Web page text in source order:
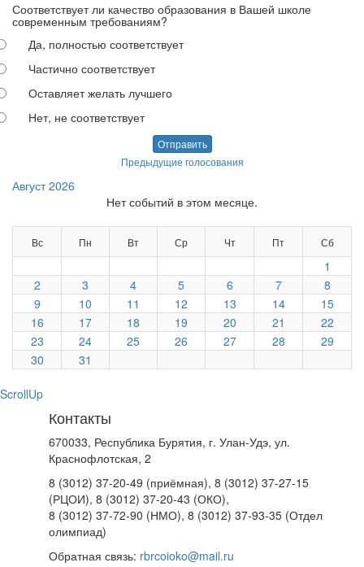
Соответствует ли качество образования в Вашей школе
современным требованиям?
Да, полностью соответствует
Частично соответствует
Оставляет желать лучшего
Нет, не соответствует
Отправить
Предыдущие голосования
Август 2026
Нет событий в этом месяце.
Вс Пн Вт Ср Чт Пт Сб
1
2
3 4 5 6 7
8
9
10 11 12 13 14
15
16
17 18 19 20 21
22
23
24 25 26 27 28
29
30
31
ScrollUp
Контакты
670033, Республика Бурятия, г. Улан-Удэ, ул.
Краснофлотская, 2
8 (3012) 37-20-49 (приёмная), 8 (3012) 37-27-15
(РЦОИ), 8 (3012) 37-20-43 (ОКО),
8 (3012) 37-72-90 (НМО), 8 (3012) 37-93-35 (Отдел
олимпиад)
Обратная связь: rbrcoioko@mail.ru